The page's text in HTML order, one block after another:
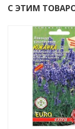
С ЭТИМ